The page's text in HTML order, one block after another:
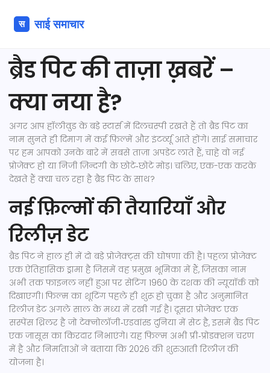
ब्रैड पिट की ताज़ा ख़बरें –
क्या नया है?
अगर आप हॉलीवुड के बड़े स्टार्स में दिलचस्पी रखते हैं तो ब्रैड पिट का
नाम सुनते ही दिमाग में कई फ़िल्में और इंटर्व्यू आते होंगे। साई समाचार
पर हम आपको उनके बारे में सबसे ताज़ा अपडेट लाते हैं, चाहे वो नई
प्रोजेक्ट हो या निजी ज़िन्दगी के छोटे‑छोटे मोड़। चलिए, एक-एक करके
देखते हैं क्या चल रहा है ब्रैड पिट के साथ?
नई फ़िल्मों की तैयारियाँ और
रिलीज़ डेट
ब्रैड पिट ने हाल ही में दो बड़े प्रोजेक्ट्स की घोषणा की है। पहला प्रोजेक्ट
एक ऐतिहासिक ड्रामा है जिसमें वह प्रमुख भूमिका में हैं, जिसका नाम
अभी तक फाइनल नहीं हुआ पर सेटिंग 1960 के दशक की न्यूयॉर्क को
दिखाएगी। फिल्म का शूटिंग पहले ही शुरू हो चुका है और अनुमानित
रिलीज़ डेट अगले साल के मध्य में रखी गई है। दूसरा प्रोजेक्ट एक
सस्पेंस थ्रिलर है जो टेक्नोलॉजी‑एडवांस्ड दुनिया में सेट है, इसमें ब्रैड पिट
एक जासूस का किरदार निभाएंगे। यह फिल्म अभी प्री‑प्रोडक्शन चरण
में है और निर्माताओं ने बताया कि 2026 की शुरुआती रिलीज़ की
योजना है।